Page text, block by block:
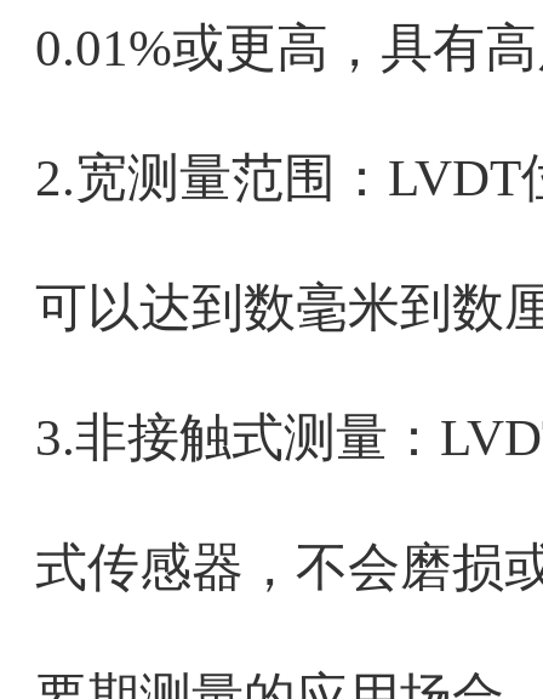
0.01%或更高，具有
2.宽测量范围：
可以达到数毫米到数
3.非接触式测量：
式传感器，不会磨损